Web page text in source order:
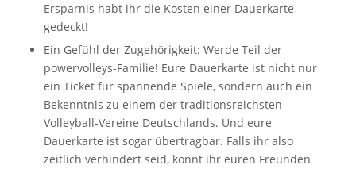
Ersparnis habt ihr die Kosten einer Dauerkarte
gedeckt!
Ein Gefühl der Zugehörigkeit: Werde Teil der
powervolleys-Familie! Eure Dauerkarte ist nicht nur
ein Ticket für spannende Spiele, sondern auch ein
Bekenntnis zu einem der traditionsreichsten
Volleyball-Vereine Deutschlands. Und eure
Dauerkarte ist sogar übertragbar. Falls ihr also
zeitlich verhindert seid, könnt ihr euren Freunden